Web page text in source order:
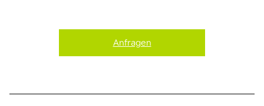
Anfragen